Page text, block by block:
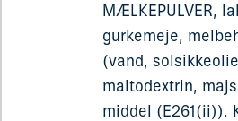
MÆLKEPULVER,
gurkemeje,
(vand,
maltodextrin,
middel (E261(ii)).